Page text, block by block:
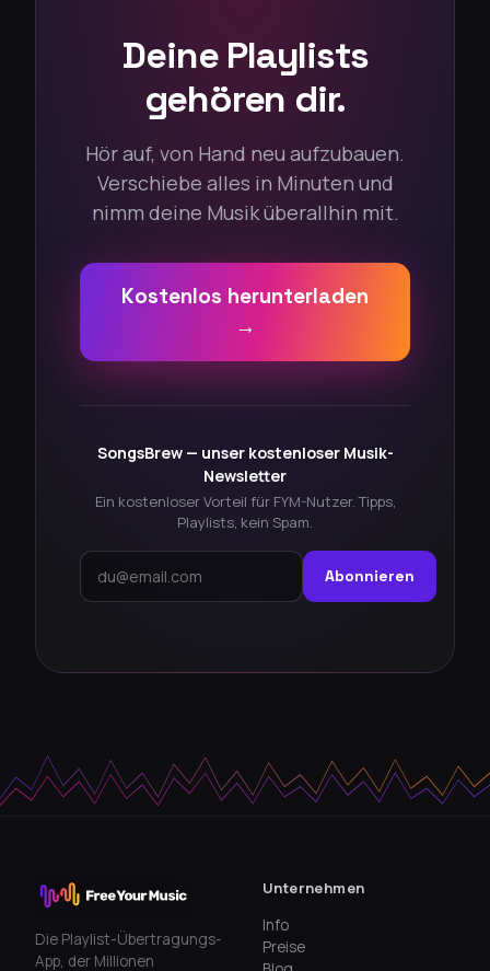
Deine Playlists
gehören dir.
Hör auf, von Hand neu aufzubauen.
Verschiebe alles in Minuten und
nimm deine Musik überallhin mit.
Kostenlos herunterladen
→
SongsBrew — unser kostenloser Musik-
Newsletter
Ein kostenloser Vorteil für FYM-Nutzer. Tipps,
Playlists, kein Spam.
Abonnieren
Die Playlist-Übertragungs-
App, der Millionen
Unternehmen
Info
Preise